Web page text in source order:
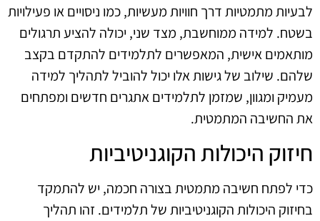
לבעיות מתמטיות דרך חוויות מעשיות, כמו ניסויים או פעילויות
בשטח. למידה ממוחשבת, מצד שני, יכולה להציע תרגולים
מותאמים אישית, המאפשרים לתלמידים להתקדם בקצב
שלהם. שילוב של גישות אלו יכול להוביל לתהליך למידה
מעמיק ומגוון, שמזמן לתלמידים אתגרים חדשים ומפתחים
את החשיבה המתמטית.
חיזוק היכולות הקוגניטיביות
כדי לפתח חשיבה מתמטית בצורה חכמה, יש להתמקד
בחיזוק היכולות הקוגניטיביות של תלמידים. זהו תהליך